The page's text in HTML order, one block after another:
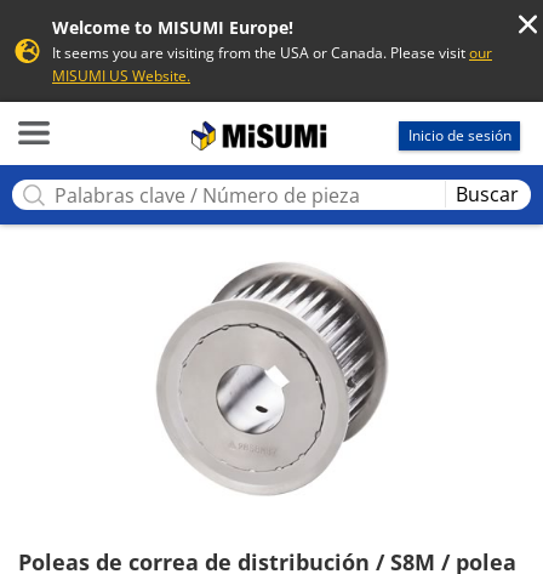
Welcome to MISUMI Europe!
It seems you are visiting from the USA or Canada. Please visitour
MISUMI US Website.
Inicio de sesión
Buscar
Poleas de correa de distribución / S8M / polea